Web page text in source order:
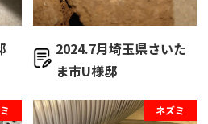
2024.7月埼玉県さいた
ま市U様邸
ネズミ